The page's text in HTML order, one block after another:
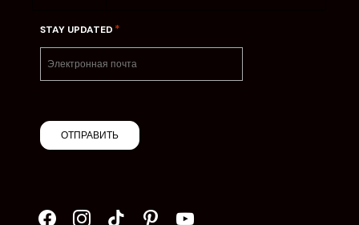
STAY UPDATED *
ОТПРАВИТЬ